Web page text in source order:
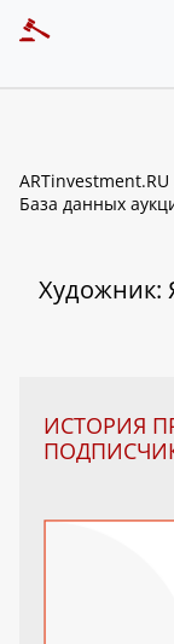
ARTinvestment.RU
База данных
Художник:
ИСТОРИЯ